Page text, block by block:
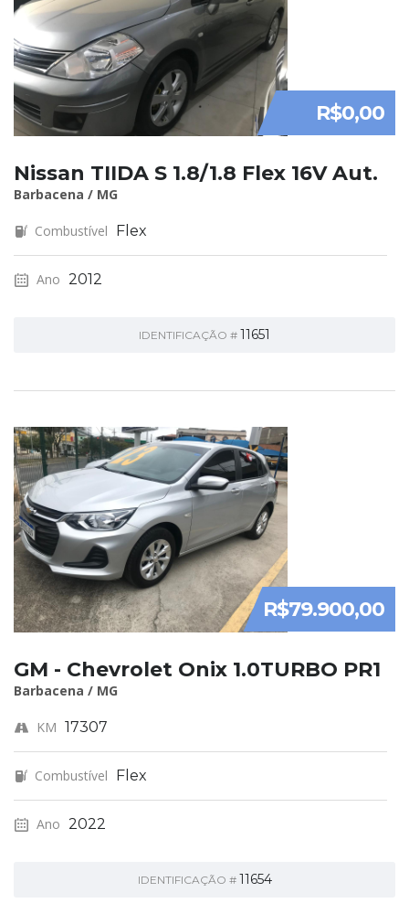
R$0,00
Nissan TIIDA S 1.8/1.8 Flex 16V Aut.
Barbacena / MG
Combustível Flex
Ano 2012
IDENTIFICAÇÃO # 11651
R$79.900,00
GM - Chevrolet Onix 1.0TURBO PR1
Barbacena / MG
KM 17307
Combustível Flex
Ano 2022
IDENTIFICAÇÃO # 11654